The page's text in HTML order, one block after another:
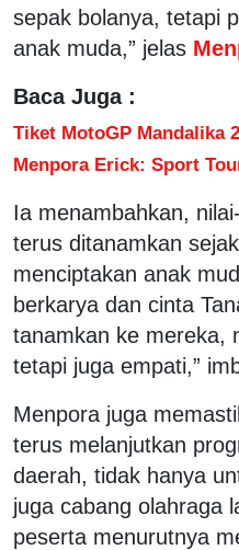
sepak bolanya, tetapi
anak muda,” jelas
Baca Juga :
Tiket MotoGP Mandalika
Menpora Erick: Sport
Ia menambahkan,
terus ditanamkan
menciptakan anak
berkarya dan cinta
tanamkan ke mereka,
tetapi juga empati,”
Menpora juga
terus melanjutkan
daerah, tidak hanya
juga cabang olahraga
peserta menurutnya